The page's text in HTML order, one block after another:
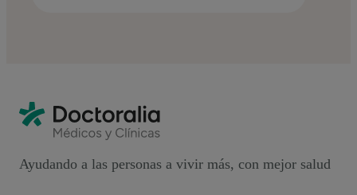
Ayudando a las personas a vivir más, con mejor salud